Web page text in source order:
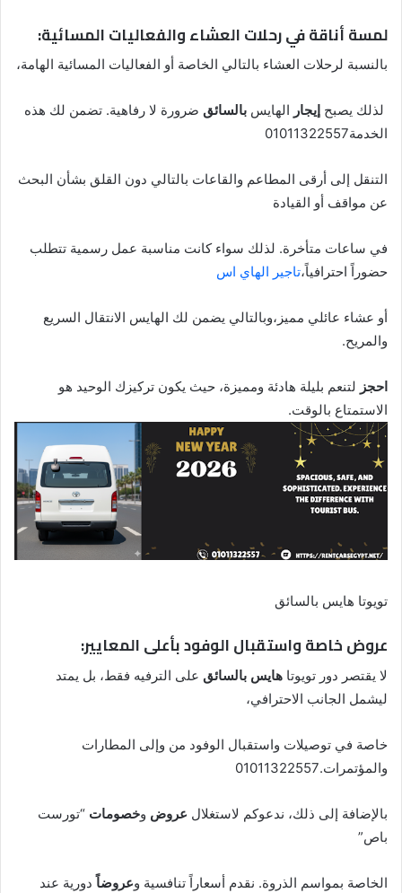
لمسة أناقة في رحلات العشاء والفعاليات المسائية:
بالنسبة لرحلات العشاء بالتالي الخاصة أو الفعاليات المسائية الهامة،
لذلك يصبح إيجار الهايس بالسائق ضرورة لا رفاهية. تضمن لك هذه
الخدمة01011322557
التنقل إلى أرقى المطاعم والقاعات بالتالي دون القلق بشأن البحث
عن مواقف أو القيادة
في ساعات متأخرة. لذلك سواء كانت مناسبة عمل رسمية تتطلب
حضوراً احترافياً،تاجير الهاي اس
أو عشاء عائلي مميز،وبالتالي يضمن لك الهايس الانتقال السريع
والمريح.
احجز لتنعم بليلة هادئة ومميزة، حيث يكون تركيزك الوحيد هو
الاستمتاع بالوقت.
تويوتا هايس بالسائق
عروض خاصة واستقبال الوفود بأعلى المعايير:
لا يقتصر دور تويوتا هايس بالسائق على الترفيه فقط، بل يمتد
ليشمل الجانب الاحترافي،
خاصة في توصيلات واستقبال الوفود من وإلى المطارات
والمؤتمرات.01011322557
بالإضافة إلى ذلك، ندعوكم لاستغلال عروض وخصومات “تورست
باص”
الخاصة بمواسم الذروة. نقدم أسعاراً تنافسية وعروضاًدورية عند